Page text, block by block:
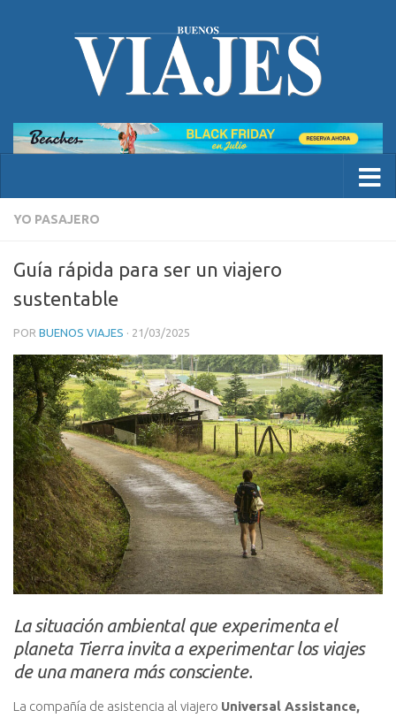
YO PASAJERO
Guía rápida para ser un viajero
sustentable
POR BUENOS VIAJES · 21/03/2025
La situación ambiental que experimenta el
planeta Tierra invita a experimentar los viajes
de una manera más consciente.
La compañía de asistencia al viajero Universal Assistance,